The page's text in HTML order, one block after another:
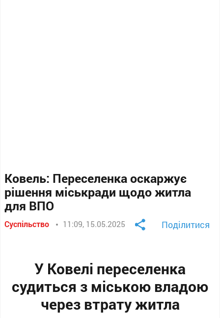
Ковель: Переселенка оскаржує
рішення міськради щодо житла
для ВПО
Суспільство 11:09, 15.05.2025 Поділитися
У Ковелі переселенка
судиться з міською владою
через втрату житла